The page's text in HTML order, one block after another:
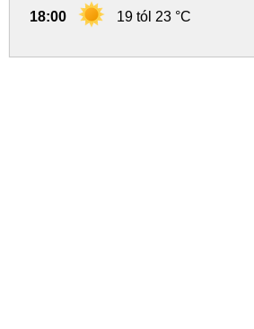
18:00 19 tól 23 °C